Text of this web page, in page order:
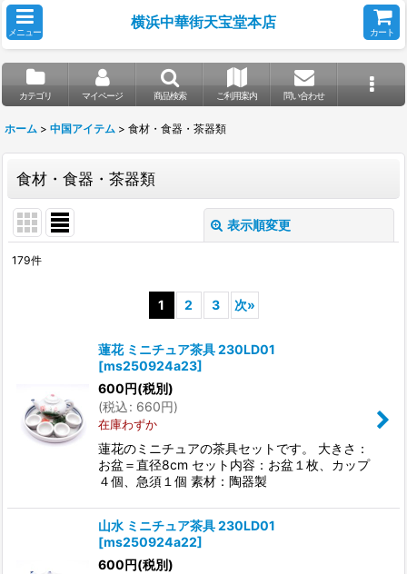
メニュー
横浜中華街天宝堂本店
カート
カテゴリ マイページ 商品検索 ご利用案内 問い合わせ
ホーム > 中国アイテム > 食材・食器・茶器類
食材・食器・茶器類
表示順変更
絞り込む
179件
1 2 3 次»
蓮花 ミニチュア茶具 230LD01
[ms250924a23]
600円(税別)
(税込: 660円)
在庫わずか
蓮花のミニチュアの茶具セットです。 大きさ：
お盆＝直径8cm セット内容：お盆１枚、カップ
４個、急須１個 素材：陶器製
山水 ミニチュア茶具 230LD01
[ms250924a22]
600円(税別)